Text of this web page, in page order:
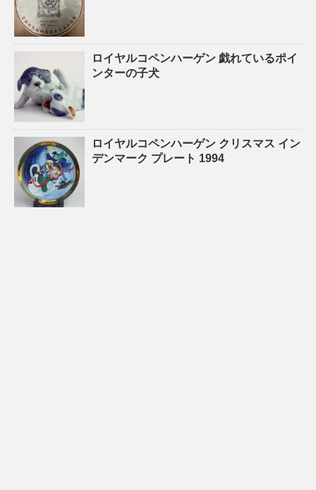
ロイヤルコペンハーゲン 戯れているポイ
ンターの子犬
ロイヤルコペンハーゲン クリスマス イン
デンマーク プレート 1994